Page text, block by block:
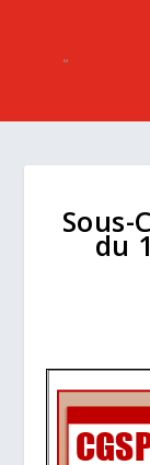
du